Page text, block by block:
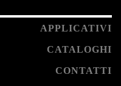
APPLICATIVI
CATALOGHI
CONTATTI